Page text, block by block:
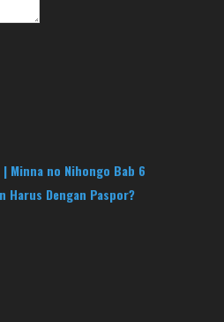
Minna no Nihongo Bab 6
Harus Dengan Paspor?